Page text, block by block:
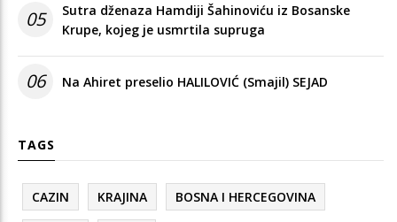
05
Sutra dženaza Hamdiji Šahinoviću iz Bosanske
Krupe, kojeg je usmrtila supruga
06 Na Ahiret preselio HALILOVIĆ (Smajil) SEJAD
TAGS
CAZIN KRAJINA BOSNA I HERCEGOVINA